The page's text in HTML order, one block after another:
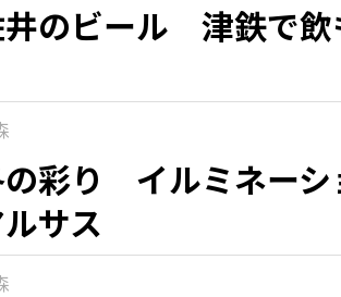
のビール 津鉄で飲
彩り イルミネーシ
サス